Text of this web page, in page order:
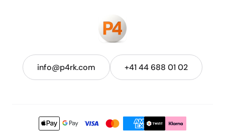
info@p4rk.com +41 44 688 01 02